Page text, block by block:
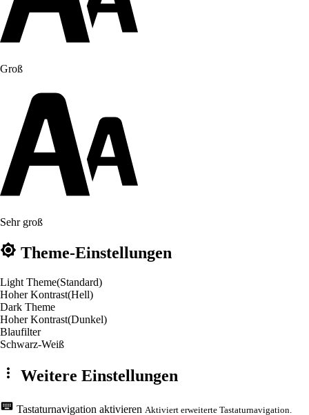
Groß
Sehr groß
Theme-Einstellungen
Light Theme(Standard)
Hoher Kontrast(Hell)
Dark Theme
Hoher Kontrast(Dunkel)
Blaufilter
Schwarz-Weiß
Weitere Einstellungen
Tastaturnavigation aktivieren Aktiviert erweiterte Tastaturnavigation.